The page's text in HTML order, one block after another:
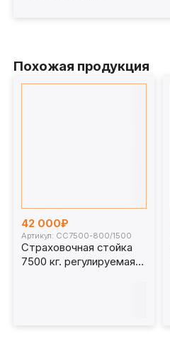
Похожая продукция
42 000₽
Артикул: СС7500-800/1500
Страховочная стойка
7500 кг. регулируемая